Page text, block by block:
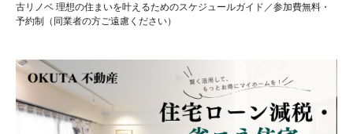
古リノベ 理想の住まいを叶えるためのスケジュールガイド／参加費無料・
予約制（同業者の方ご遠慮ください）